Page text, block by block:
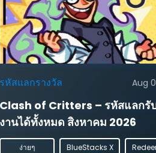
รหัสแลกรางวัล Aug
Clash of Critters – รหัสแลกรั
งานได้ทั้งหมด สิงหาคม 2026
ง่ายๆ BlueStacks X